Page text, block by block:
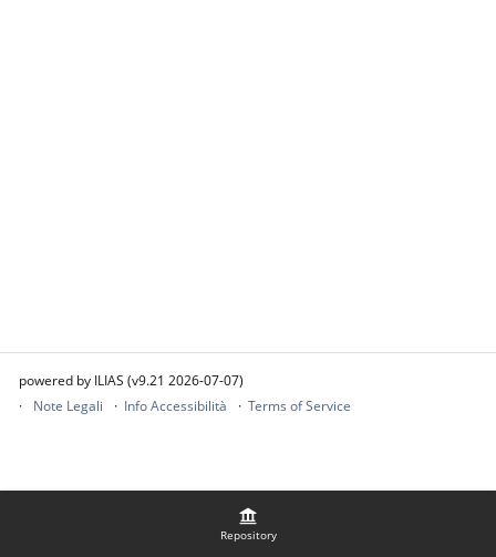
Repository
powered by ILIAS (v9.21 2026-07-07)
Note Legali
Info Accessibilità Terms of Service